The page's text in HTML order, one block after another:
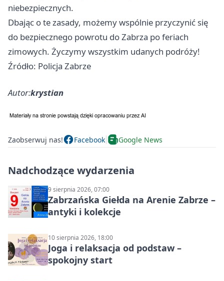
niebezpiecznych.
Dbając o te zasady, możemy wspólnie przyczynić się
do bezpiecznego powrotu do Zabrza po feriach
zimowych. Życzymy wszystkim udanych podróży!
Źródło: Policja Zabrze
Autor:krystian
Zaobserwuj nas! Facebook Google News
Nadchodzące wydarzenia
9 sierpnia 2026, 07:00
Zabrzańska Giełda na Arenie Zabrze –
antyki i kolekcje
10 sierpnia 2026, 18:00
Joga i relaksacja od podstaw –
spokojny start